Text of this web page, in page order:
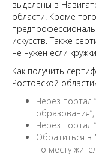
выделены в
области. Кроме
искусств. Также
не нужен если
Как получить
Ростовской
Через портал
образования”,
Через портал
Обратиться
по месту